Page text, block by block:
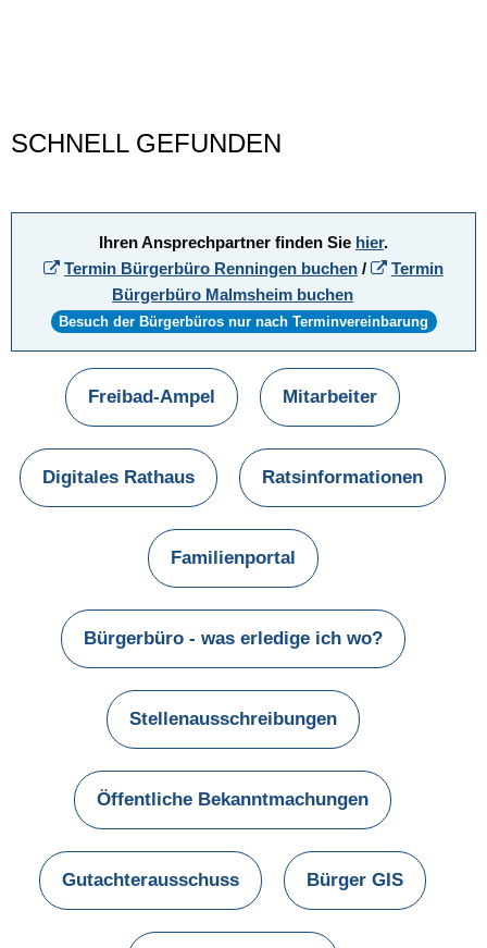
Startseite
SCHNELL GEFUNDEN
Ihren Ansprechpartner finden Sie hier.
Termin Bürgerbüro Renningen buchen /
Termin
Bürgerbüro Malmsheim buchen
Besuch der Bürgerbüros nur nach Terminvereinbarung
Freibad-Ampel Mitarbeiter
Digitales Rathaus Ratsinformationen
Familienportal
Bürgerbüro - was erledige ich wo?
Stellenausschreibungen
Öffentliche Bekanntmachungen
Gutachterausschuss Bürger GIS